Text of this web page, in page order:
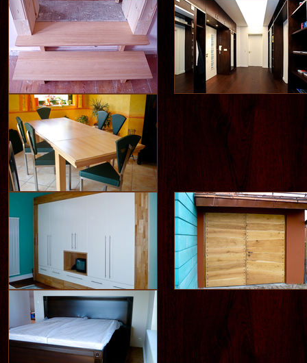
KINDERHOCHBETTEN IN
KIEFERMASSIVHOLZ
INNENTÜREN FLURMÖBEL
EINZELMÖBEL
DACHSCHRÄGENSCHRÄNKE
EINBAU VON DESIGN-